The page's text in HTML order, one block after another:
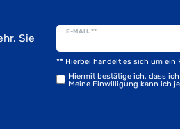
Sie
E-MAIL **
Hiermit bestätige ich, dass
Meine Einwilligung kann ich
** Hierbei handelt es sich um ein